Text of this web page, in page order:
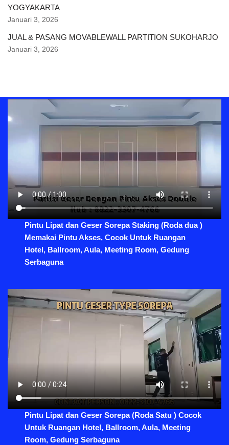
YOGYAKARTA
Januari 3, 2026
JUAL & PASANG MOVABLEWALL PARTITION SUKOHARJO
Januari 3, 2026
Pintu Lipat dan Geser Sorepa Staking (Roda dua )
Memakai Pintu Akses, Cocok Untuk Ruangan
Hotel, Ballroom, Aula, Meeting Room, Gedung
Serbaguna
Pintu Lipat dan Geser Sorepa (Roda Satu ) Cocok
Untuk Ruangan Hotel, Ballroom, Aula, Meeting
Room, Gedung Serbaguna